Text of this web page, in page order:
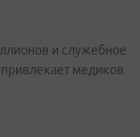
и служебное
медиков